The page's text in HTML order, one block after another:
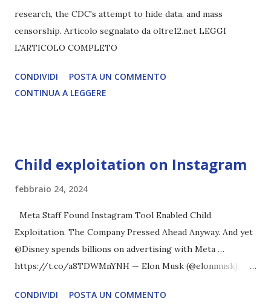
research, the CDC's attempt to hide data, and mass
censorship. Articolo segnalato da oltre12.net LEGGI
L'ARTICOLO COMPLETO
CONDIVIDI
POSTA UN COMMENTO
CONTINUA A LEGGERE
Child exploitation on Instagram
febbraio 24, 2024
Meta Staff Found Instagram Tool Enabled Child
Exploitation. The Company Pressed Ahead Anyway. And yet
@Disney spends billions on advertising with Meta …
https://t.co/a8TDWMnYNH — Elon Musk (@elonmusk)
CONDIVIDI
POSTA UN COMMENTO